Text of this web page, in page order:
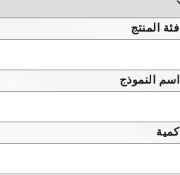
فئة المنتج
اسم النموذج
كمية